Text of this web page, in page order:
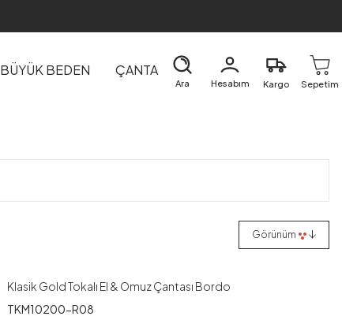
BÜYÜK BEDEN ÇANTA DIŞ GİYİM EV&TEKSTİL
Ara Hesabım Kargo Sepetim
Görünüm
Klasik Gold Tokalı El & Omuz Çantası Bordo
TKM10200-R08